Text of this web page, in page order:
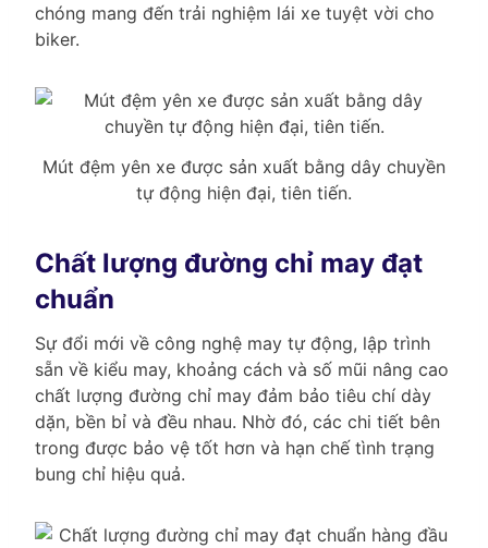
chóng mang đến trải nghiệm lái xe tuyệt vời cho
biker.
Mút đệm yên xe được sản xuất bằng dây chuyền
tự động hiện đại, tiên tiến.
Chất lượng đường chỉ may đạt
chuẩn
Sự đổi mới về công nghệ may tự động, lập trình
sẵn về kiểu may, khoảng cách và số mũi nâng cao
chất lượng đường chỉ may đảm bảo tiêu chí dày
dặn, bền bỉ và đều nhau. Nhờ đó, các chi tiết bên
trong được bảo vệ tốt hơn và hạn chế tình trạng
bung chỉ hiệu quả.